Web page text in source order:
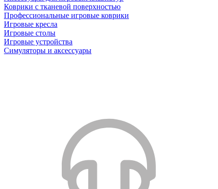
Коврики с тканевой поверхностью
Профессиональные игровые коврики
Игровые кресла
Игровые столы
Игровые устройства
Симуляторы и аксессуары